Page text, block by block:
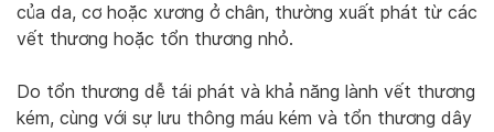
của da, cơ hoặc xương ở chân, thường xuất phát từ các
vết thương hoặc tổn thương nhỏ.
Do tổn thương dễ tái phát và khả năng lành vết thương
kém, cùng với sự lưu thông máu kém và tổn thương dây